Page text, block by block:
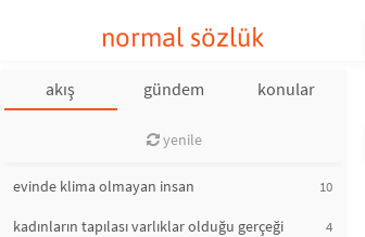
normal sözlük
akış gündem konular
yenile
evinde klima olmayan insan 10
kadınların tapılası varlıklar olduğu gerçeği 4